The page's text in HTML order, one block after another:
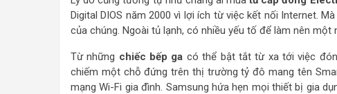
Digital DIOS năm 2000 vì lợi ích từ việc kết nối Internet.
của chúng. Ngoài tủ lạnh, có nhiều yếu tố để làm nên một
Từ những chiếc bếp ga có thể bật tắt từ xa tới việc
chiếm một chỗ đứng trên thị trường tỷ đô mang tên
mạng Wi-Fi gia đình. Samsung hứa hẹn mọi thiết bị gia